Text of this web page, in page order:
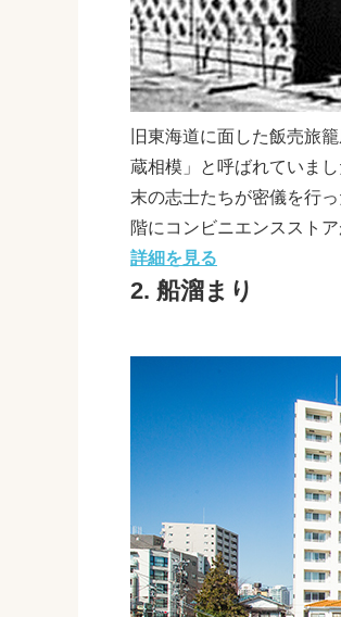
旧東海道に面した飯売旅
蔵相模」と呼ばれていま
末の志士たちが密儀を行
階にコンビニエンススト
詳細を見る
2. 船溜まり